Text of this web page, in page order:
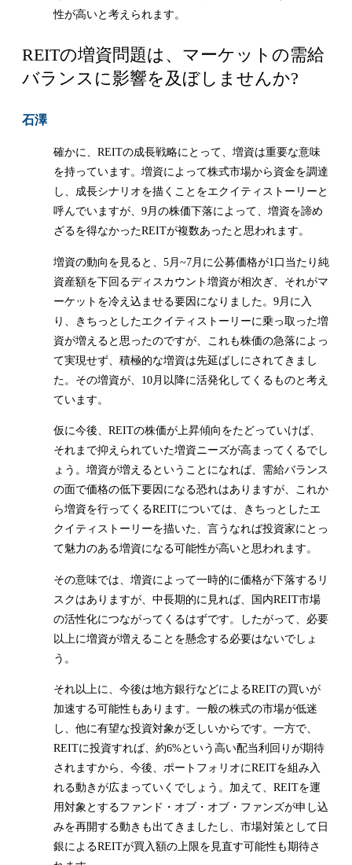
性が高いと考えられます。
REITの増資問題は、マーケットの需給
バランスに影響を及ぼしませんか?
石澤
確かに、REITの成長戦略にとって、増資は重要な意味
を持っています。増資によって株式市場から資金を調達
し、成長シナリオを描くことをエクイティストーリーと
呼んでいますが、9月の株価下落によって、増資を諦め
ざるを得なかったREITが複数あったと思われます。
増資の動向を見ると、5月~7月に公募価格が1口当たり純
資産額を下回るディスカウント増資が相次ぎ、それがマ
ーケットを冷え込ませる要因になりました。9月に入
り、きちっとしたエクイティストーリーに乗っ取った増
資が増えると思ったのですが、これも株価の急落によっ
て実現せず、積極的な増資は先延ばしにされてきまし
た。その増資が、10月以降に活発化してくるものと考え
ています。
仮に今後、REITの株価が上昇傾向をたどっていけば、
それまで抑えられていた増資ニーズが高まってくるでし
ょう。増資が増えるということになれば、需給バランス
の面で価格の低下要因になる恐れはありますが、これか
ら増資を行ってくるREITについては、きちっとしたエ
クイティストーリーを描いた、言うなれば投資家にとっ
て魅力のある増資になる可能性が高いと思われます。
その意味では、増資によって一時的に価格が下落するリ
スクはありますが、中長期的に見れば、国内REIT市場
の活性化につながってくるはずです。したがって、必要
以上に増資が増えることを懸念する必要はないでしょ
う。
それ以上に、今後は地方銀行などによるREITの買いが
加速する可能性もあります。一般の株式の市場が低迷
し、他に有望な投資対象が乏しいからです。一方で、
REITに投資すれば、約6%という高い配当利回りが期待
されますから、今後、ポートフォリオにREITを組み入
れる動きが広まっていくでしょう。加えて、REITを運
用対象とするファンド・オブ・オブ・ファンズが申し込
みを再開する動きも出てきましたし、市場対策として日
銀によるREITが買入額の上限を見直す可能性も期待さ